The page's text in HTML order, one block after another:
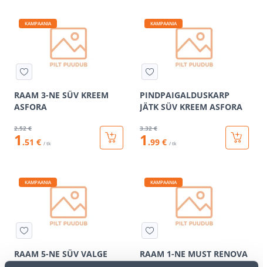
KAMPAANIA
RAAM 3-NE SÜV KREEM
ASFORA
2.52 €
1 .51 € / tk
KAMPAANIA
PINDPAIGALDUSKARP
JÄTK SÜV KREEM ASFORA
3.32 €
1 .99 € / tk
KAMPAANIA
RAAM 5-NE SÜV VALGE
KAMPAANIA
RAAM 1-NE MUST RENOVA